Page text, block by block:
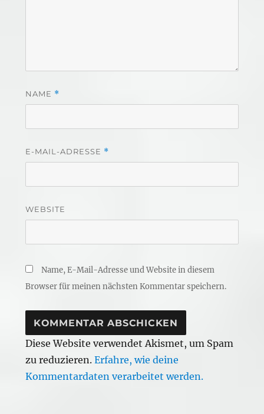
NAME *
E-MAIL-ADRESSE *
WEBSITE
Name, E-Mail-Adresse und Website in diesem
Browser für meinen nächsten Kommentar speichern.
Diese Website verwendet Akismet, um Spam
zu reduzieren. Erfahre, wie deine
Kommentardaten verarbeitet werden.